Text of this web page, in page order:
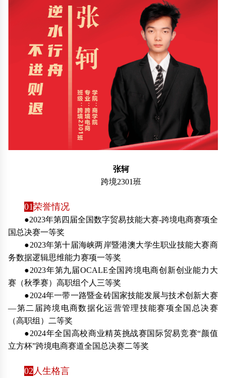
张轲
跨境2301班
01荣誉情况
●2023年第四届全国数字贸易技能大赛-跨境电商赛项全
国总决赛一等奖
●2023年第十届海峡两岸暨港澳大学生职业技能大赛商
务数据逻辑思维能力赛项一等奖
●2023年第九届OCALE全国跨境电商创新创业能力大
赛（秋季赛）高职组个人三等奖
●2024年一带一路暨金砖国家技能发展与技术创新大赛
—第二届跨境电商数据化运营管理技能赛项全国总决赛
（高职组）二等奖
●2024年全国高校商业精英挑战赛国际贸易竞赛“颜值
立方杯”跨境电商赛道全国总决赛二等奖
02 人生格言